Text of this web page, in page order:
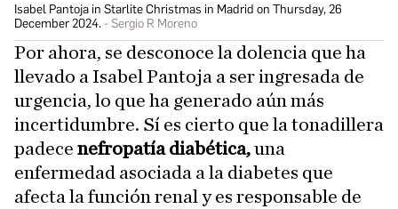
Isabel Pantoja in Starlite Christmas in Madrid on Thursday, 26
December 2024.
Sergio R Moreno
Por ahora, se desconoce la dolencia que ha
llevado a Isabel Pantoja a ser ingresada de
urgencia, lo que ha generado aún más
incertidumbre. Sí es cierto que la tonadillera
padece nefropatía diabética,una
enfermedad asociada a la diabetes que
afecta la función renal y es responsable de